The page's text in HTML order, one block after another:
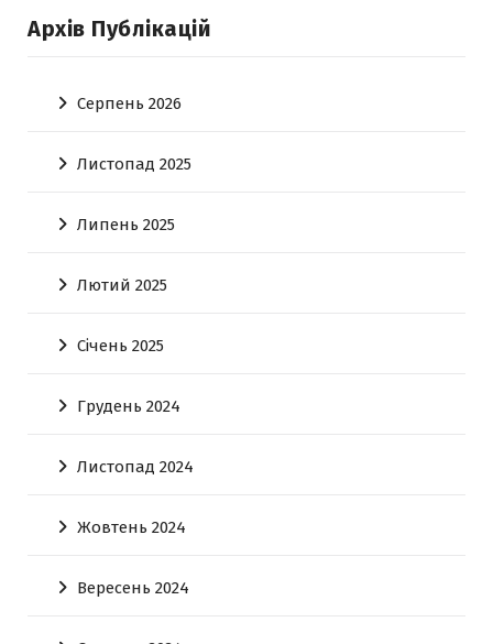
Архів Публікацій
Серпень 2026
Листопад 2025
Липень 2025
Лютий 2025
Січень 2025
Грудень 2024
Листопад 2024
Жовтень 2024
Вересень 2024